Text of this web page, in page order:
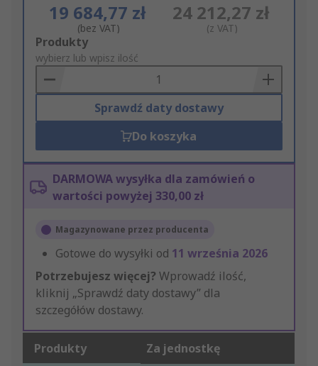
19 684,77 zł
(bez VAT)
24 212,27 zł
(z VAT)
Add
to
Basket
Produkty
wybierz lub wpisz ilość
Sprawdź daty dostawy
Do koszyka
DARMOWA wysyłka dla zamówień o
wartości powyżej 330,00 zł
Magazynowane przez producenta
Gotowe do wysyłki od 11 września 2026
Potrzebujesz więcej? Wprowadź ilość,
kliknij „Sprawdź daty dostawy” dla
szczegółów dostawy.
Produkty Za jednostkę